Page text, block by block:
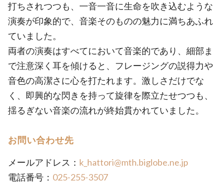
打ちされつつも、一音一音に生命を吹き込むような
演奏が印象的で、音楽そのものの魅力に満ちあふれ
ていました。
両者の演奏はすべてにおいて音楽的であり、細部ま
で注意深く耳を傾けると、フレージングの説得力や
音色の高潔さに心を打たれます。激しさだけでな
く、即興的な閃きを持って旋律を際立たせつつも、
揺るぎない音楽の流れが終始貫かれていました。
お問い合わせ先
メールアドレス： k_hattori@mth.biglobe.ne.jp
電話番号： 025-255-3507